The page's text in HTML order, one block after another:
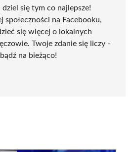
się tym co najlepsze!
społeczności na Facebooku,
się więcej o lokalnych
Twoje zdanie się liczy -
na bieżąco!